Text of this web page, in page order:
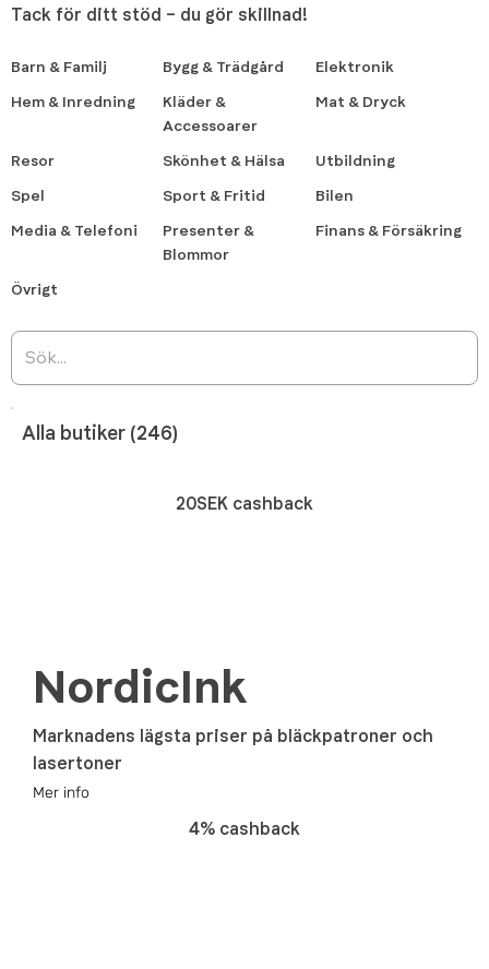
Tack för ditt stöd – du gör skillnad!
Barn & Familj Bygg & Trädgård
Elektronik
Hem & Inredning
Kläder &
Accessoarer
Mat & Dryck
Resor Skönhet & Hälsa
Utbildning
Spel
Sport & Fritid
Bilen
Media & Telefoni
Presenter &
Blommor
Finans & Försäkring
Övrigt
Alla butiker (246)
20SEK cashback
NordicInk
Marknadens lägsta priser på bläckpatroner och
lasertoner
Mer info
4% cashback